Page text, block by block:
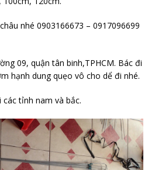
nhé 0903166673 – 0917096699
09, quận tân binh,TPHCM. Bác đi
hạnh dung quẹo vô cho dể đi nhé.
tỉnh nam và bắc.